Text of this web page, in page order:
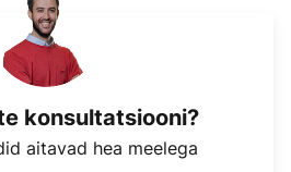
konsultatsiooni?
aitavad hea meelega